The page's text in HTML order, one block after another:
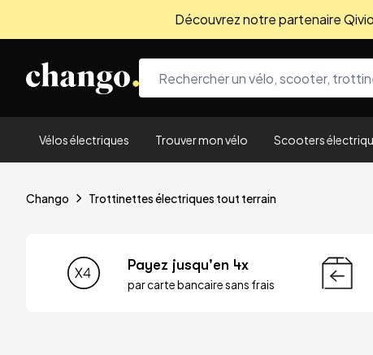
Découvrez notre partenaire
Vélos électriques Trouver mon vélo Scooters
Chango Trottinettes électriques tout terrain
Payez jusqu'en 4x
par carte bancaire sans frais